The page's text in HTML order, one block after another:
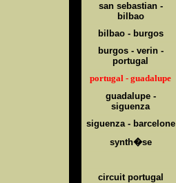
san sebastian -
bilbao
bilbao - burgos
burgos - verin -
portugal
portugal - guadalupe
guadalupe -
siguenza
siguenza - barcelone
synth�se
circuit portugal